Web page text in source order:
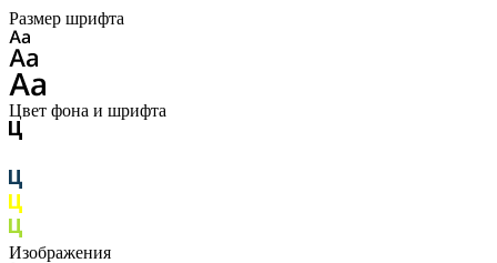
Размер шрифта
Цвет фона и шрифта
Изображения